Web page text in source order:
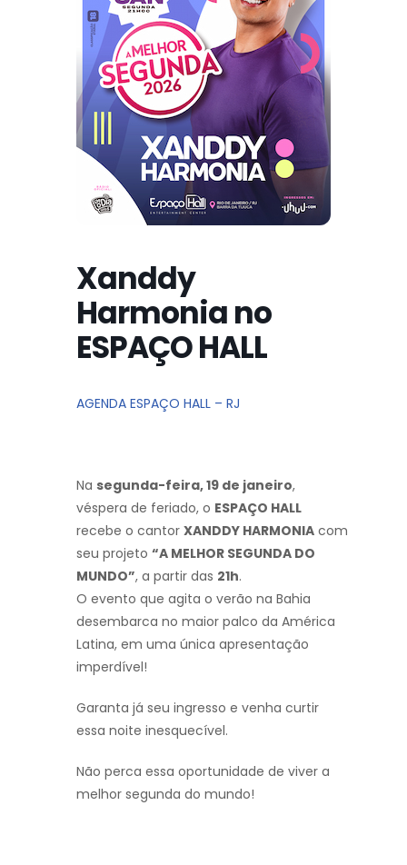
Xanddy
Harmonia no
ESPAÇO HALL
AGENDA ESPAÇO HALL – RJ
Na segunda-feira, 19 de janeiro,
véspera de feriado, o ESPAÇO HALL
recebe o cantor XANDDY HARMONIA com
seu projeto “A MELHOR SEGUNDA DO
MUNDO”, a partir das 21h.
O evento que agita o verão na Bahia
desembarca no maior palco da América
Latina, em uma única apresentação
imperdível!
Garanta já seu ingresso e venha curtir
essa noite inesquecível.
Não perca essa oportunidade de viver a
melhor segunda do mundo!